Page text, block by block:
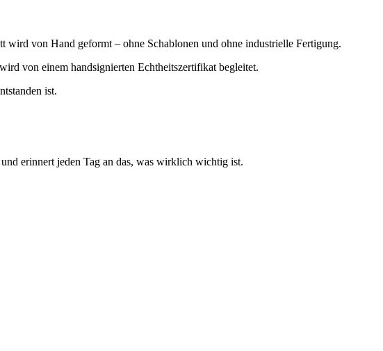
von Hand geformt – ohne Schablonen und ohne industrielle Fertigung.
von einem handsignierten Echtheitszertifikat begleitet.
ist.
erinnert jeden Tag an das, was wirklich wichtig ist.